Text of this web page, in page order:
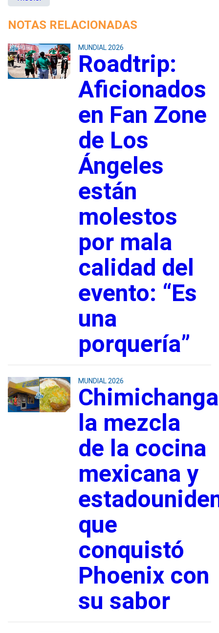
NOTAS RELACIONADAS
MUNDIAL 2026
Roadtrip:
Aficionados
en Fan Zone
de Los
Ángeles
están
molestos
por mala
calidad del
evento: “Es
una
porquería”
MUNDIAL 2026
la mezcla
de la cocina
mexicana y
que
conquistó
Phoenix con
su sabor